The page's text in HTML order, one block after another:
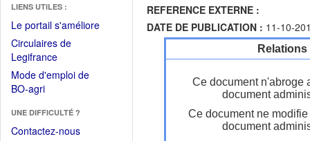
LIENS UTILES :
Le portail s'améliore(Fichier
Circulaires de
Legifrance(Ouvrir
dans
une
fenêtre)
Mode d'emploi de
BO-agri(Ouvrir
une
nouvelle
UNE DIFFICULTÉ ?
Contactez-nous
REFERENCE EXTERNE :
DATE DE PUBLICATION : 11-10-
Ce document n'abroge
document
Ce document ne
document